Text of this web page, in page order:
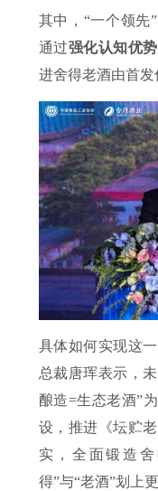
其中，“一个领先
通过强化认知优
进舍得老酒由首发
具体如何实现这
总裁唐珲表示，
酿造=生态老酒”
设，推进《坛贮
实，全面锻造
得”与“老酒”划上